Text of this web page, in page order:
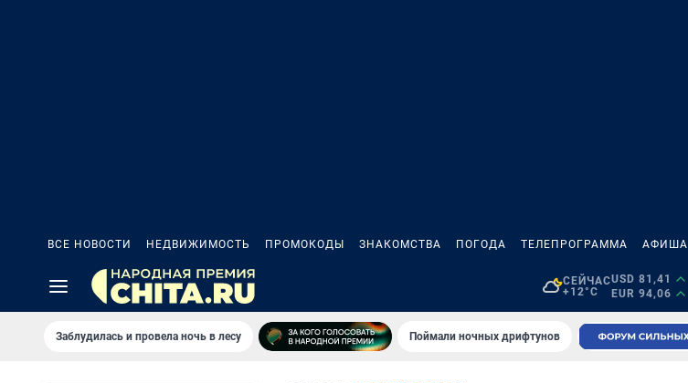
ВСЕ НОВОСТИ НЕДВИЖИМОСТЬ ПРОМОКОДЫ ЗНАКОМСТВА ПОГОДА ТЕЛЕПРОГРАММА АФИША
СЕЙЧАС
+12°C
USD 81,41
EUR 94,06
Заблудилась и провела ночь в лесу Поймали ночных дрифтунов